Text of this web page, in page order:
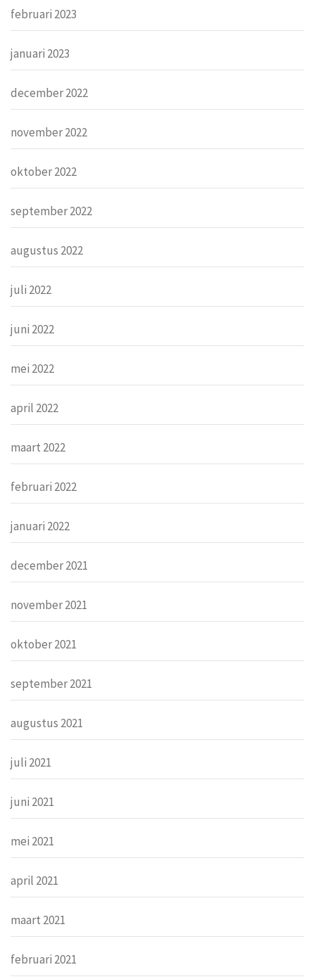
februari 2023
januari 2023
december 2022
november 2022
oktober 2022
september 2022
augustus 2022
juli 2022
juni 2022
mei 2022
april 2022
maart 2022
februari 2022
januari 2022
december 2021
november 2021
oktober 2021
september 2021
augustus 2021
juli 2021
juni 2021
mei 2021
april 2021
maart 2021
februari 2021